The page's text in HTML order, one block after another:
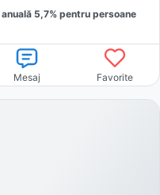
anuală 5,7% pentru persoane
Mesaj Favorite